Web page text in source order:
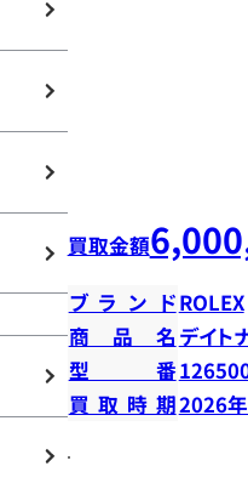
買取金額
ブランドROLEX
商品名 デイ
型番
買取時期2026